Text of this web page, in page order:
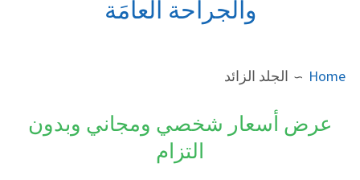
والجراحة العامَة
Home الجلد الزائد
عرض أسعار شخصي ومجاني وبدون
التزام